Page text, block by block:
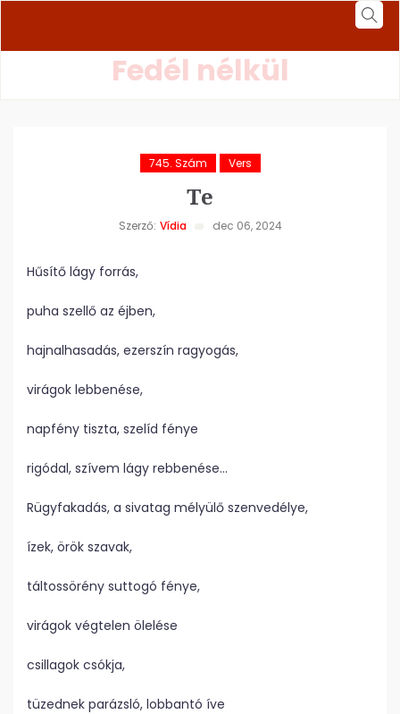
Fedél nélkül
745. Szám Vers
Te
Szerző: Vídia dec 06, 2024
Hűsítő lágy forrás,
puha szellő az éjben,
hajnalhasadás, ezerszín ragyogás,
virágok lebbenése,
napfény tiszta, szelíd fénye
rigódal, szívem lágy rebbenése…
Rügyfakadás, a sivatag mélyülő szenvedélye,
ízek, örök szavak,
táltossörény suttogó fénye,
virágok végtelen ölelése
csillagok csókja,
tüzednek parázsló, lobbantó íve